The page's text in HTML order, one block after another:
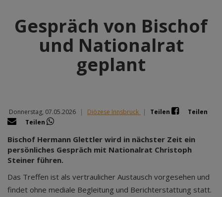
Gespräch von Bischof
und Nationalrat
geplant
Donnerstag, 07.05.2026 | Diözese Innsbruck | Teilen
Teilen
Teilen
Bischof Hermann Glettler wird in nächster Zeit ein
persönliches Gespräch mit Nationalrat Christoph
Steiner führen.
Das Treffen ist als vertraulicher Austausch vorgesehen und
findet ohne mediale Begleitung und Berichterstattung statt.